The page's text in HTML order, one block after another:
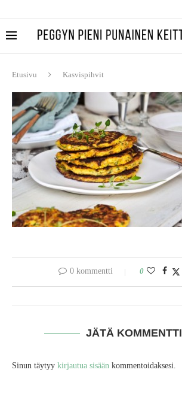
Etusivu Kasvispihvit
0 kommentti 0
JÄTÄ KOMMENTTI
Sinun täytyy kirjautua sisään kommentoidaksesi.